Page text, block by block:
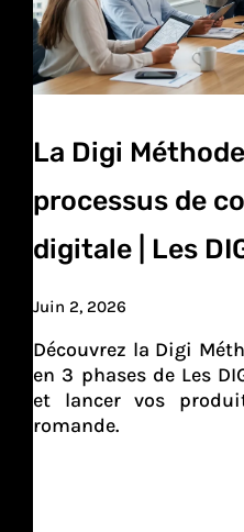
La Digi
processus de
digitale | Les
Juin 2, 2026
Découvrez la Digi
en 3 phases de Les
et lancer vos
romande.